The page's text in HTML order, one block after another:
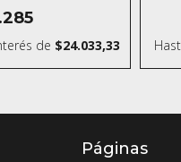
de $24.033,33
Páginas